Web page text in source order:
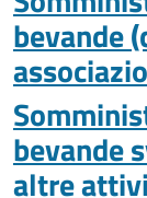
bevande
bevande
altre